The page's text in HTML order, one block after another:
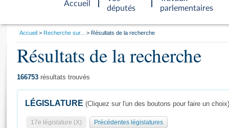
Accueil
d'accueil
députés
parlementaires
Général
Vous
Accueil Recherche sur... Résultats de la recherche
Résultats de la recherche
166753 résultats trouvés
LÉGISLATURE (Cliquez sur l'un des boutons pour faire un choix)
17e législature (X) Précédentes législatures